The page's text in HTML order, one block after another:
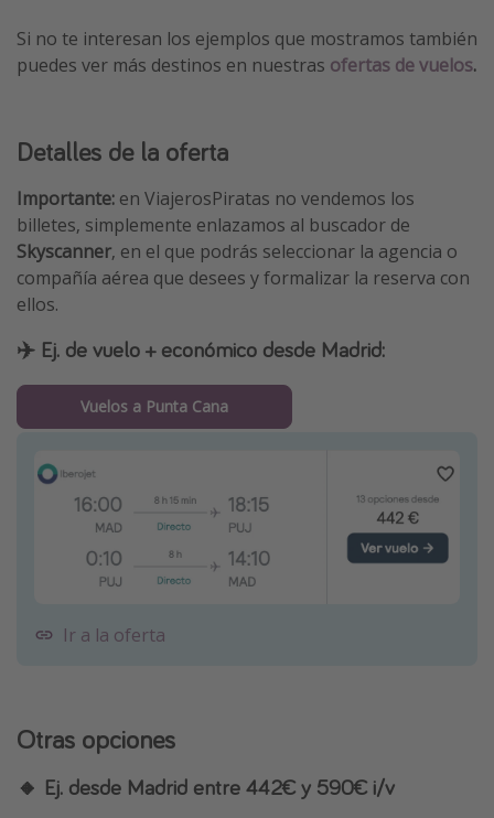
Si no te interesan los ejemplos que mostramos también
puedes ver más destinos en nuestras ofertas de vuelos.
Detalles de la oferta
Importante: en ViajerosPiratas no vendemos los
billetes, simplemente enlazamos al buscador de
Skyscanner, en el que podrás seleccionar la agencia o
compañía aérea que desees y formalizar la reserva con
ellos.
✈️ Ej. de vuelo + económico desde Madrid:
Vuelos a Punta Cana
Ir a la oferta
Otras opciones
🔸 Ej. desde Madrid entre 442€ y 590€ i/v